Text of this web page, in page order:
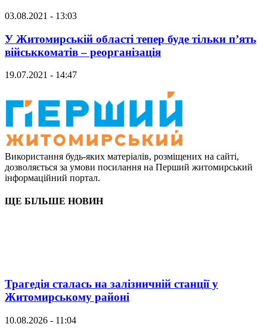
03.08.2021 - 13:03
У Житомирській області тепер буде тільки п’ять
військкоматів – реорганізація
19.07.2021 - 14:47
Використання будь-яких матеріалів, розміщених на сайті,
дозволяється за умови посилання на Перший житомирський
інформаційний портал.
ЩЕ БІЛЬШЕ НОВИН
Трагедія сталась на залізничній станції у
Житомирському районі
10.08.2026 - 11:04